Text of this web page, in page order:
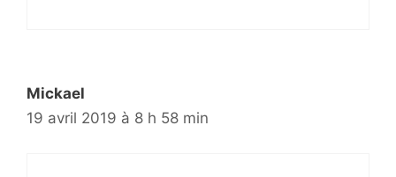
Mickael
19 avril 2019 à 8 h 58 min